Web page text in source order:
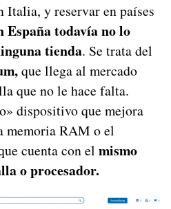
Italia, y reservar en países
España todavía no lo
tienda. Se trata del
que llega al mercado
que no le hace falta.
dispositivo que mejora
memoria RAM o el
cuenta con el mismo
o procesador.